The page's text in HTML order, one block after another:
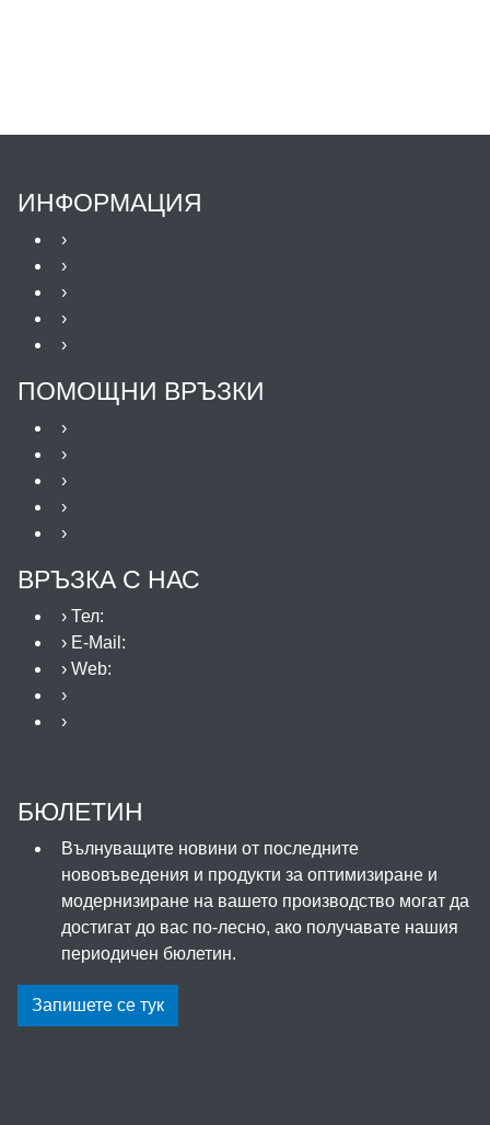
ИНФОРМАЦИЯ
›
›
›
›
›
ПОМОЩНИ ВРЪЗКИ
›
›
›
›
›
ВРЪЗКА С НАС
› Тел:
› E-Mail:
› Web:
›
›
БЮЛЕТИН
Вълнуващите новини от последните
нововъведения и продукти за оптимизиране и
модернизиране на вашето производство могат да
достигат до вас по-лесно, ако получавате нашия
периодичен бюлетин.
Запишете се тук